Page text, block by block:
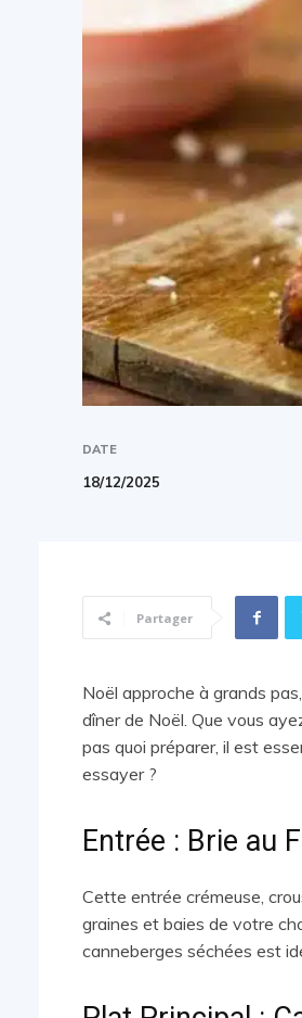
DATE
18/12/2025
Partager
Noël approche à grands
dîner de Noël. Que vous
pas quoi préparer, il est
essayer ?
Entrée : Brie au
Cette entrée crémeuse,
graines et baies de votre
canneberges séchées est